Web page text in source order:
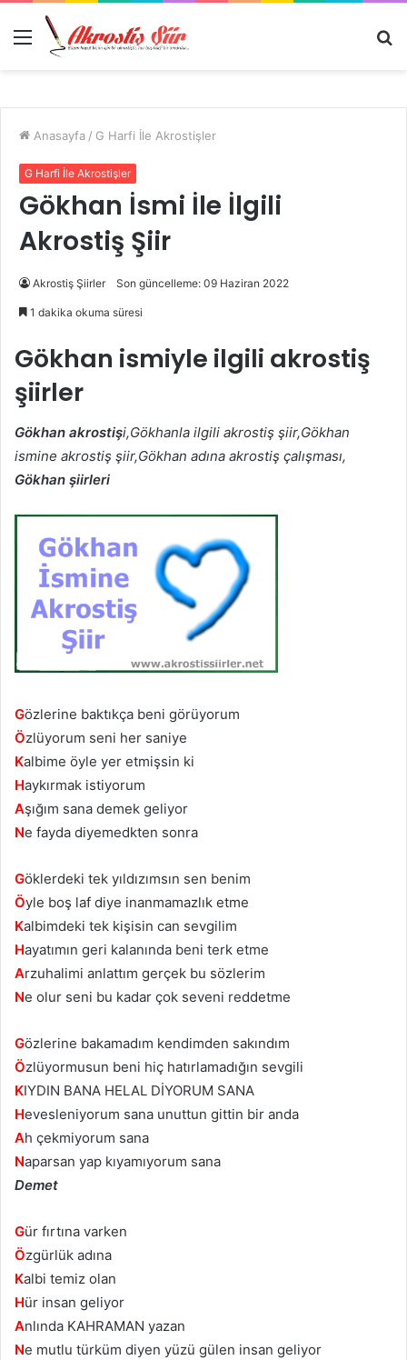
Menü
Anasayfa / G Harfi İle Akrostişler
G Harfi İle Akrostişler
Gökhan İsmi İle İlgili
Akrostiş Şiir
Akrostiş Şiirler Son güncelleme: 09 Haziran 2022
1 dakika okuma süresi
Gökhan ismiyle ilgili akrostiş
şiirler
Gökhan akrostişi,Gökhanla ilgili akrostiş şiir,Gökhan
ismine akrostiş şiir,Gökhan adına akrostiş çalışması,
Gökhan şiirleri
Gözlerine baktıkça beni görüyorum
Özlüyorum seni her saniye
Kalbime öyle yer etmişsin ki
Haykırmak istiyorum
Aşığım sana demek geliyor
Ne fayda diyemedkten sonra
Göklerdeki tek yıldızımsın sen benim
Öyle boş laf diye inanmamazlık etme
Kalbimdeki tek kişisin can sevgilim
Hayatımın geri kalanında beni terk etme
Arzuhalimi anlattım gerçek bu sözlerim
Ne olur seni bu kadar çok seveni reddetme
Gözlerine bakamadım kendimden sakındım
Özlüyormusun beni hiç hatırlamadığın sevgili
KIYDIN BANA HELAL DİYORUM SANA
Hevesleniyorum sana unuttun gittin bir anda
Ah çekmiyorum sana
Naparsan yap kıyamıyorum sana
Demet
Gür fırtına varken
Özgürlük adına
Kalbi temiz olan
Hür insan geliyor
Anlında KAHRAMAN yazan
Ne mutlu türküm diyen yüzü gülen insan geliyor